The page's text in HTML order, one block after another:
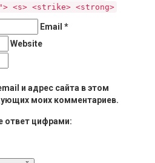
<s> <strike> <strong>
Email *
Website
и адрес сайта в этом
моих комментариев.
ответ цифрами: